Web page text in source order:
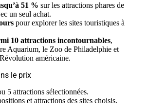
51 % sur les attractions phares de
un seul achat.
pour explorer les sites touristiques à
10 attractions incontournables,
Aquarium, le Zoo de Philadelphie et
américaine.
le prix
5 attractions sélectionnées.
et attractions des sites choisis.